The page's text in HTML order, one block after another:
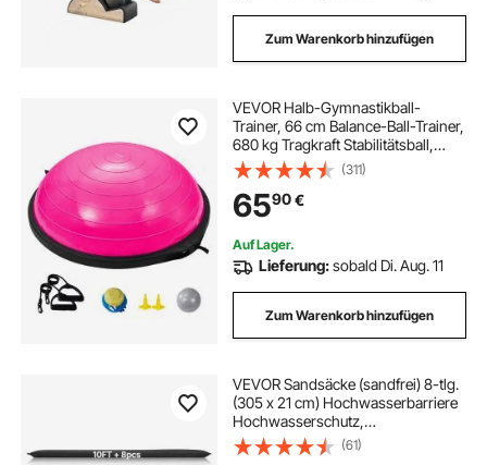
Zum Warenkorb hinzufügen
VEVOR Halb-Gymnastikball-
Trainer, 66 cm Balance-Ball-Trainer,
680 kg Tragkraft Stabilitätsball,
Yoga-Ball mit Widerstandsbändern
& Fußpumpe, Yogaball Kraft-
Fitnessball im Heim-Fitnessstudio,
Rosa
(311)
6590€
Auf Lager.
Lieferung:sobald Di. Aug. 11
Zum Warenkorb hinzufügen
VEVOR Sandsäcke (sandfrei) 8-tlg.
(305 x 21 cm) Hochwasserbarriere
Hochwasserschutz,
Überschwemmungsschutzsäcke
für Haus Tür Keller Garage
(61)